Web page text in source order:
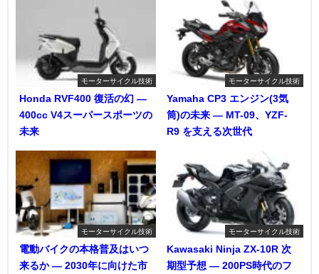
モーターサイクル技術
Honda RVF400 復活の幻 ―
400cc V4スーパースポーツの
未来
モーターサイクル技術
Yamaha CP3 エンジン(3気
筒)の未来 ― MT-09、YZF-
R9 を支える次世代
モーターサイクル技術
電動バイクの本格普及はいつ
来るか ― 2030年に向けた市
モーターサイクル技術
Kawasaki Ninja ZX-10R 次
期型予想 ― 200PS時代のフ